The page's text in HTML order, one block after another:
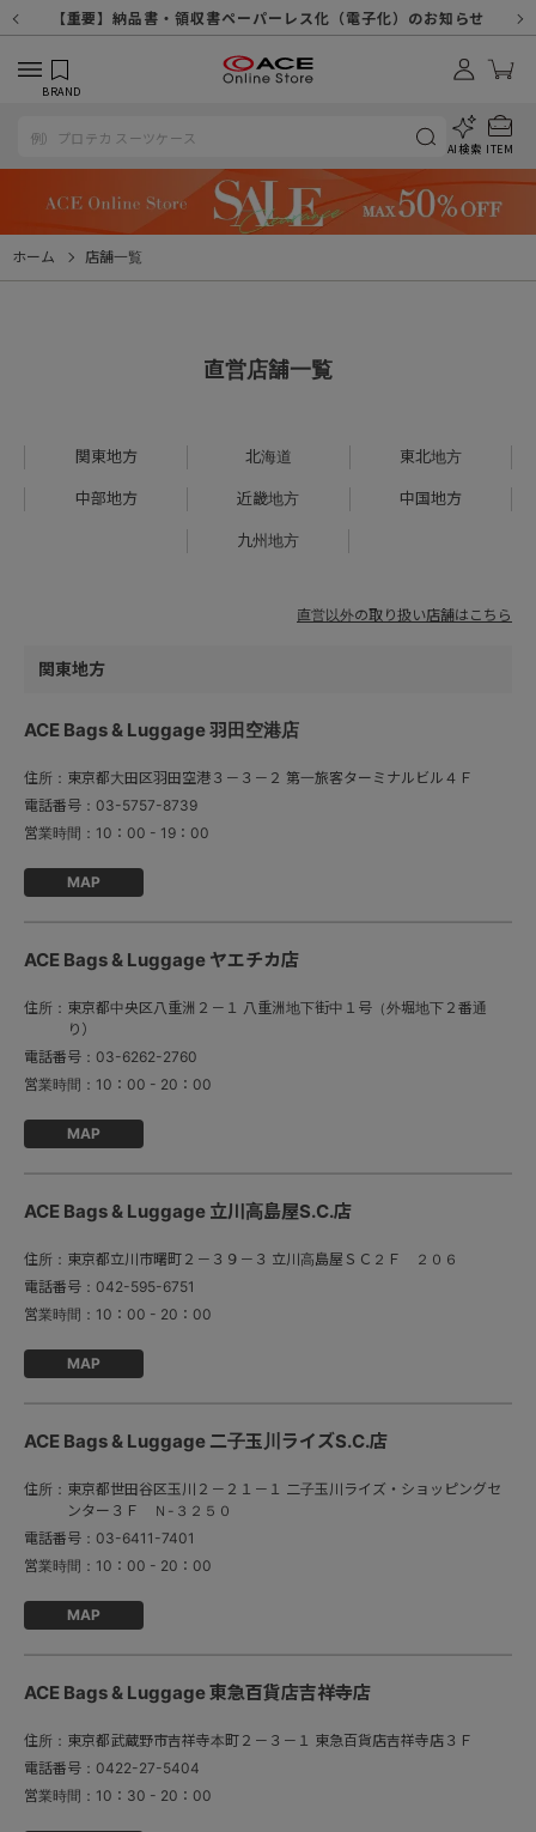
【重要】令和８年熊本地震に伴う配送への影響について
【重要】納品書・領収書ペーパーレス化（電子化）のお知らせ
【重要】天候不良や交通状況・物量増等に伴う配送への影響について
【重要】悪質な詐欺サイトにご注意ください
【重要】各種メールが届かない場合に関しまして
【重要】お問い合わせのご対応に関しまして
【重要】SNSのなりすまし詐欺にご注意ください
BRAND
AI検索 ITEM
ホーム 店舗一覧
直営店舗一覧
関東地方 北海道 東北地方
中部地方 近畿地方 中国地方
九州地方
直営以外の取り扱い店舗はこちら
関東地方
ACE Bags & Luggage 羽田空港店
住所： 東京都大田区羽田空港３－３－２ 第一旅客ターミナルビル４Ｆ
電話番号： 03-5757-8739
営業時間： 10：00 - 19：00
MAP
ACE Bags & Luggage ヤエチカ店
住所： 東京都中央区八重洲２－１ 八重洲地下街中１号（外堀地下２番通
り）
電話番号： 03-6262-2760
営業時間： 10：00 - 20：00
MAP
ACE Bags & Luggage 立川高島屋S.C.店
住所： 東京都立川市曙町２－３９－３ 立川高島屋ＳＣ２Ｆ ２０６
電話番号： 042-595-6751
営業時間： 10：00 - 20：00
MAP
ACE Bags & Luggage 二子玉川ライズS.C.店
住所： 東京都世田谷区玉川２－２１－１ 二子玉川ライズ・ショッピングセ
ンター３Ｆ Ｎ-３２５０
電話番号： 03-6411-7401
営業時間： 10：00 - 20：00
MAP
ACE Bags & Luggage 東急百貨店吉祥寺店
住所： 東京都武蔵野市吉祥寺本町２－３－１ 東急百貨店吉祥寺店３Ｆ
電話番号： 0422-27-5404
営業時間： 10：30 - 20：00